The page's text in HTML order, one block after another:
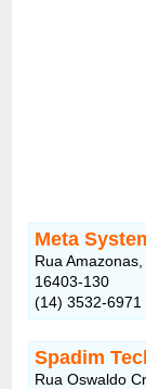
Meta
Rua
16403-130
(14) 3532-6971
Spadim
Rua Oswaldo